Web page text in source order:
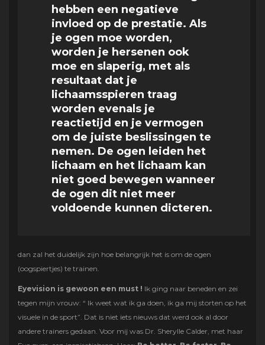
hebben een negatieve
invloed op de prestatie. Als
je ogen moe worden,
worden je hersenen ook
moe en slaperig, met als
resultaat dat je
lichaamsspieren traag
worden evenals je
reactietijd en je vermogen
om de juiste beslissingen te
nemen. De ogen leiden het
lichaam en het lichaam kan
niet goed bewegen wanneer
de ogen dit niet meer
voldoende kunnen dicteren.
dan zal het duidelijk zijn hoe belangrijk het is om de ogen
(oogspiertjes) te trainen.
Eyevision is gewoon een must ! Ik ging naar beneden en zei
tegen mijn vrouw: “ Ik weet wat ik ga doen, ik ga mij storten op het
visuele in de sport”. Dat is niet iets nieuws dat werd ook al door
andere trainers gedaan. Voor mij was Dr. Sherylle Calder, met haar